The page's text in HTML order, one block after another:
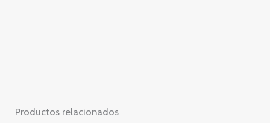
Productos relacionados